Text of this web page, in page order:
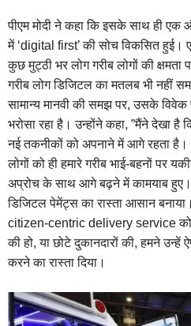
पीएम मोदी ने कहा कि इसके साथ ही
में ‘digital first’ की सोच विकसित
कुछ मुट्ठी भर लोग गरीब लोगों की
गरीब लोग डिजिटल का मतलब भी नहीं
सामान्य मानवी की समझ पर, उसके
भरोसा रहा है। उन्होंने कहा, ”मैंने देखा है
नई तकनीकों को अपनाने में आगे रहता
लोगों को ही हमारे गरीब भाई-बहनों पर
अप्रोच के साथ आगे बढ़ने में कामयाब
डिजिटल पेमेंट्स का रास्ता आसान
citizen-centric delivery service को
की हो, या छोटे दुकानदारों की, हमने
करने का रास्ता दिया।